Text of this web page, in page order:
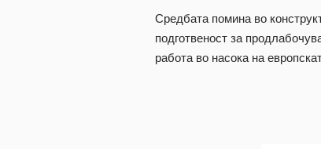
Средбата помина во
подготвеност за
работа во насока на